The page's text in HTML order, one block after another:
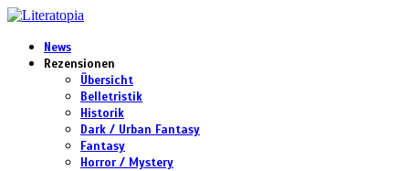
News
Rezensionen
Übersicht
Belletristik
Historik
Dark / Urban Fantasy
Fantasy
Horror / Mystery